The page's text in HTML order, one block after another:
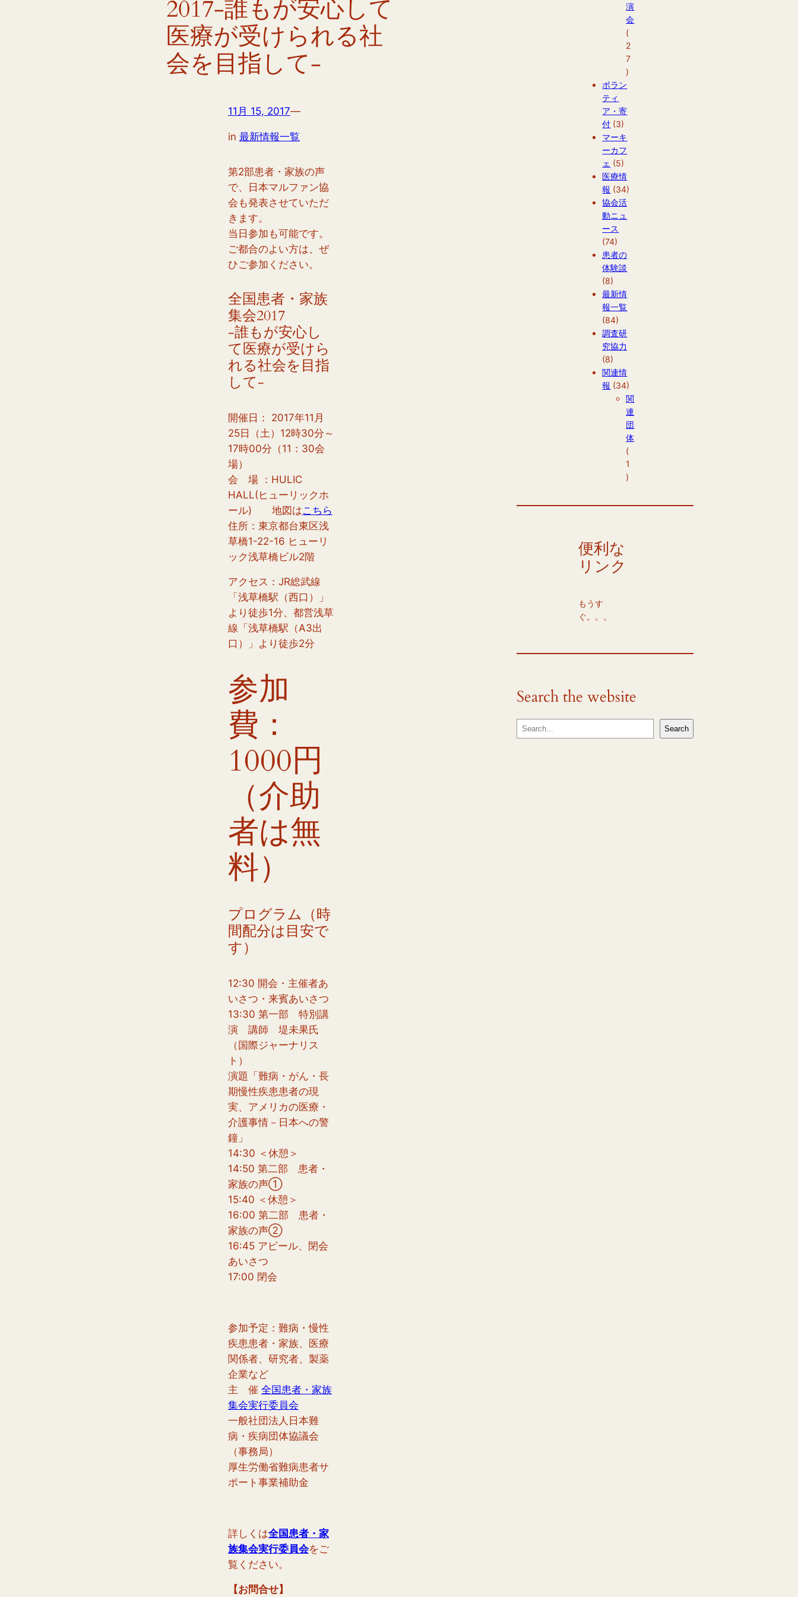
2017‐誰もが安心して
医療が受けられる社
会を目指して‐
11月 15, 2017—
in 最新情報一覧
第2部患者・家族の声
で、日本マルファン協
会も発表させていただ
きます。
当日参加も可能です。
ご都合のよい方は、ぜ
ひご参加ください。
全国患者・家族
集会2017
‐誰もが安心し
て医療が受けら
れる社会を目指
して‐
開催日： 2017年11月
25日（土）12時30分～
17時00分（11：30会
場）
会 場 ：HULIC
HALL(ヒューリックホ
ール) 地図はこちら
住所：東京都台東区浅
草橋1-22-16 ヒューリ
ック浅草橋ビル2階
アクセス：JR総武線
「浅草橋駅（西口）」
より徒歩1分、都営浅草
線「浅草橋駅（A3出
口）」より徒歩2分
参加
費：
1000円
（介助
者は無
料）
プログラム（時
間配分は目安で
す）
12:30 開会・主催者あ
いさつ・来賓あいさつ
13:30 第一部 特別講
演 講師 堤未果氏
（国際ジャーナリス
ト）
演題「難病・がん・長
期慢性疾患患者の現
実、アメリカの医療・
介護事情－日本への警
鐘」
14:30 ＜休憩＞
14:50 第二部 患者・
家族の声①
15:40 ＜休憩＞
16:00 第二部 患者・
家族の声②
16:45 アピール、閉会
あいさつ
17:00 閉会
参加予定：難病・慢性
疾患患者・家族、医療
関係者、研究者、製薬
企業など
主 催 全国患者・家族
集会実行委員会
一般社団法人日本難
病・疾病団体協議会
（事務局）
厚生労働省難病患者サ
ポート事業補助金
詳しくは全国患者・家
族集会実行委員会をご
覧ください。
【お問合せ】
演
会
(
2
7
)
ボラン
ティ
ア・寄
付 (3)
マーキ
ーカフ
ェ (5)
医療情
報 (34)
協会活
動ニュ
ース
(74)
患者の
体験談
(8)
最新情
報一覧
(84)
調査研
究協力
(8)
関連情
報 (34)
関
連
団
体
(
1
)
便利な
リンク
もうす
ぐ。。。
Search the website
S
e
Search